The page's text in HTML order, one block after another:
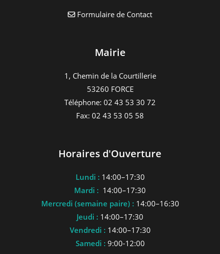
Formulaire de Contact
Mairie
1, Chemin de la Courtillerie
53260 FORCE
Téléphone: 02 43 53 30 72
Fax: 02 43 53 05 58
Horaires d'Ouverture
Lundi : 14:00–17:30
Mardi : 14:00–17:30
Mercredi (semaine paire) : 14:00–16:30
Jeudi : 14:00–17:30
Vendredi : 14:00–17:30
Samedi : 9:00-12:00